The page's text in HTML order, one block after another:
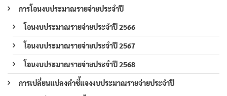
การโอนงบประมาณรายจ่ายประจำปี
โอนงบประมาณรายจ่ายประจำปี 2566
โอนงบประมาณรายจ่ายประจำปี 2567
โอนงบประมาณรายจ่ายประจำปี 2568
การเปลี่ยนแปลงคำชี้แจงงบประมาณรายจ่ายประจำปี